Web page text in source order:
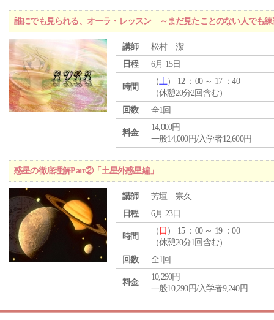
誰にでも見られる、オーラ・レッスン ～まだ見たことのない人でも
講師
松村 潔
日程
6月 15日
時間
（土） 12 ：00 ～ 17 ：40
（休憩20分2回含む）
回数
全1回
料金
14,000円
一般14,000円/入学者12,600円
惑星の徹底理解Part②「土星外惑星編」
講師
芳垣 宗久
日程
6月 23日
時間
（ 日 ） 15 ：00 ～ 19 ：00
（休憩20分1回含む）
回数
全1回
料金
10,290円
一般10,290円/入学者9,240円